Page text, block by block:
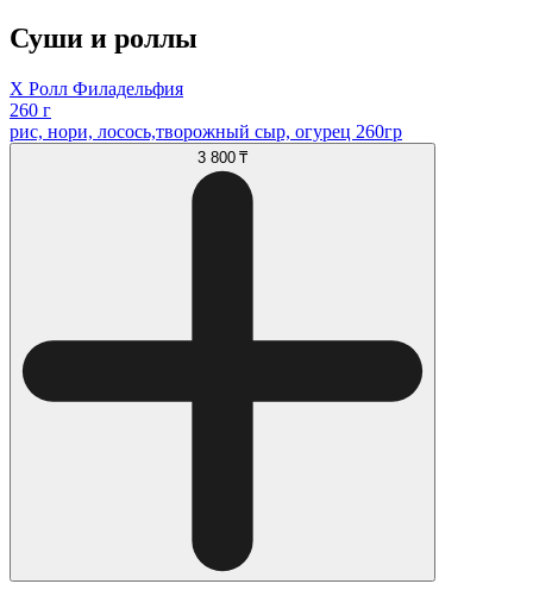
Суши и роллы
Х Ролл Филадельфия
260 г
рис, нори, лосось,творожный сыр, огурец 260гр
3 800 ₸